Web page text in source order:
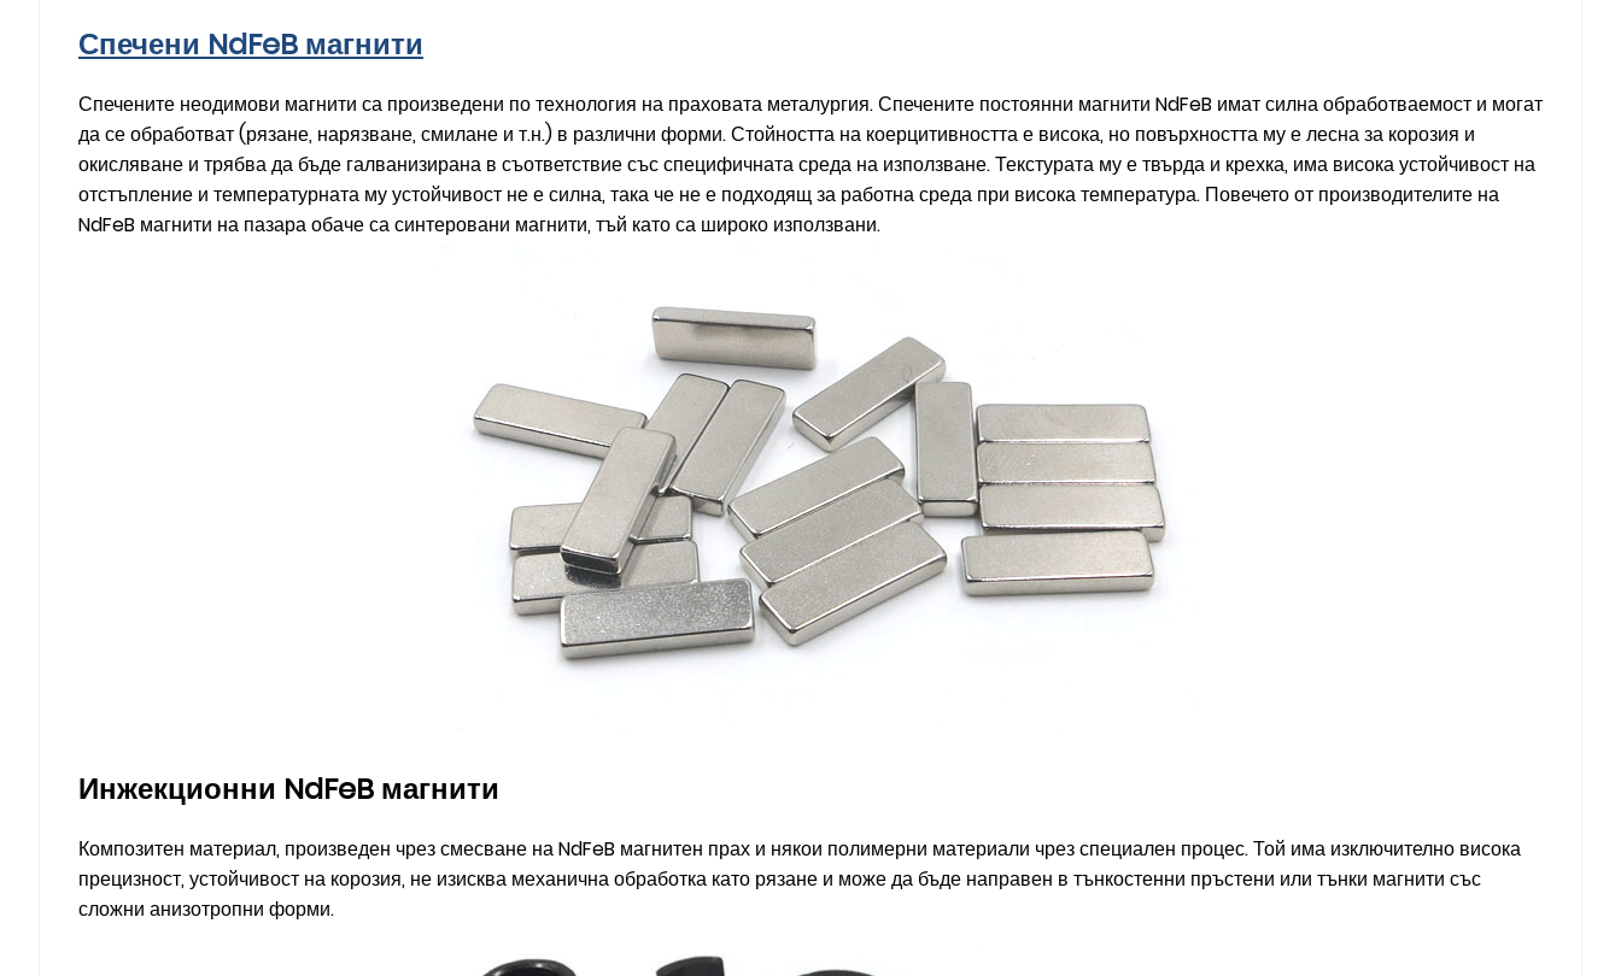
Спечени NdFeB магнити
Спечените неодимови магнити са произведени по технология на праховата металургия. Спечените постоянни магнити NdFeB имат силна обработваемост и могат
да се обработват (рязане, нарязване, смилане и т.н.) в различни форми. Стойността на коерцитивността е висока, но повърхността му е лесна за корозия и
окисляване и трябва да бъде галванизирана в съответствие със специфичната среда на използване. Текстурата му е твърда и крехка, има висока устойчивост на
отстъпление и температурната му устойчивост не е силна, така че не е подходящ за работна среда при висока температура. Повечето от производителите на
NdFeB магнити на пазара обаче са синтеровани магнити, тъй като са широко използвани.
Инжекционни NdFeB магнити
Композитен материал, произведен чрез смесване на NdFeB магнитен прах и някои полимерни материали чрез специален процес. Той има изключително висока
прецизност, устойчивост на корозия, не изисква механична обработка като рязане и може да бъде направен в тънкостенни пръстени или тънки магнити със
сложни анизотропни форми.